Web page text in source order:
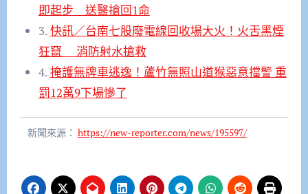
即起步 送醫搶回1命
3.快訊／台南七股廢電線回收場大火！火舌黑煙
狂竄 消防射水搶救
4.掩護無牌車逃逸！蘆竹無照山道猴惡意擋警 重
罰12萬9下場慘了
新聞來源： https://new-reporter.com/news/195597/